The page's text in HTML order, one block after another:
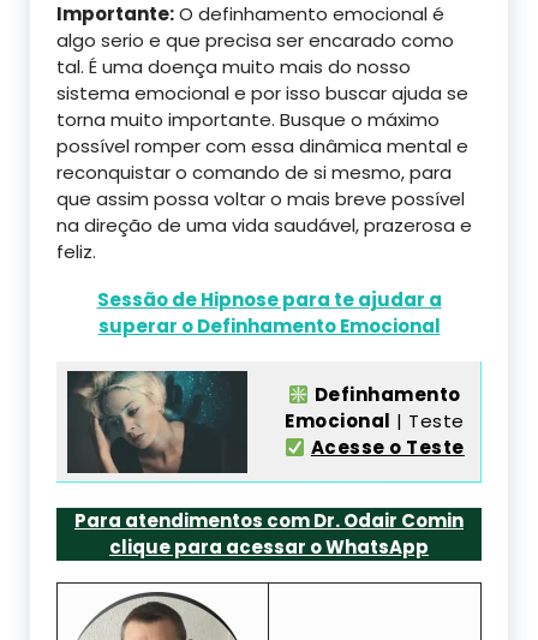
Importante:O definhamento emocional é
algo serio e que precisa ser encarado como
tal. É uma doença muito mais do nosso
sistema emocional e por isso buscar ajuda se
torna muito importante. Busque o máximo
possível romper com essa dinâmica mental e
reconquistar o comando de si mesmo, para
que assim possa voltar o mais breve possível
na direção de uma vida saudável, prazerosa e
feliz.
Sessão de Hipnose para te ajudar a
superar o Definhamento Emocional
Definhamento
Emocional | Teste
Acesse o Teste
Para atendimentos com Dr. Odair Comin
clique para acessar o WhatsApp